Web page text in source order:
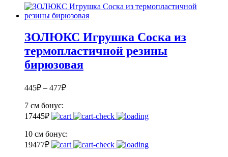
ЗОЛЮКС Игрушка Соска из
термопластичной резины
бирюзовая
445₽ – 477₽
7 см бонус:
17445₽
10 см бонус:
19477₽